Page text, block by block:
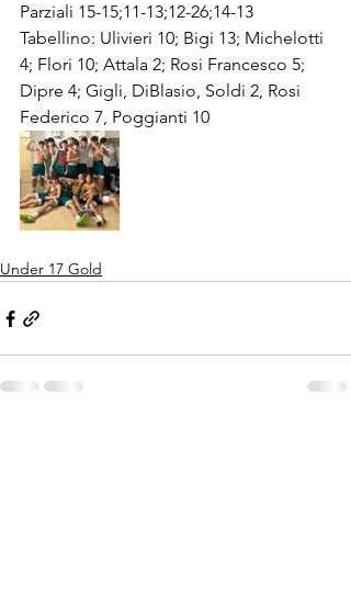
Parziali 15-15;11-13;12-26;14-13
Tabellino: Ulivieri 10; Bigi 13; Michelotti
4; Flori 10; Attala 2; Rosi Francesco 5;
Dipre 4; Gigli, DiBlasio, Soldi 2, Rosi
Federico 7, Poggianti 10
Under 17 Gold